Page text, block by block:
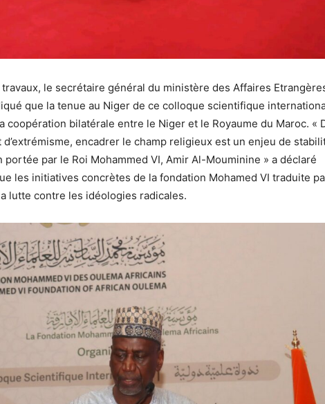
le secrétaire général du ministère des Affaires
que la tenue au Niger de ce colloque scientifique
coopération bilatérale entre le Niger et le Royaume du Maroc. «
encadrer le champ religieux est un enjeu de
par le Roi Mohammed VI, Amir Al-Mouminine » a déclaré
les initiatives concrètes de la fondation Mohamed VI traduite
lutte contre les idéologies radicales.